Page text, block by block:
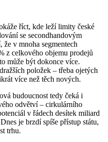
říct, kde leží limity české
se secondhandovým
v mnoha segmentech
z celkového objemu prodejů
může být dokonce více.
položek – třeba ojetých
více než těch nových.
budoucnost tedy čeká i
odvětví – cirkulárního
v řádech desítek miliard
je brzdí spíše přístup státu,
trhu.